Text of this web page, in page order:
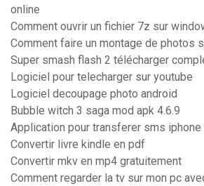
online
Comment ouvrir un fichier 7z sur
Comment faire un montage de photos
Super smash flash 2 télécharger
Logiciel pour telecharger sur youtube
Logiciel decoupage photo android
Bubble witch 3 saga mod apk 4.6.9
Application pour transferer sms iphone
Convertir livre kindle en pdf
Convertir mkv en mp4 gratuitement
Comment regarder la tv sur mon pc